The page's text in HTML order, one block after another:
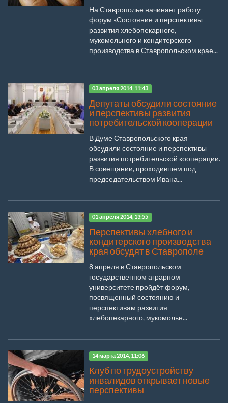
На Ставрополье начинает работу
форум «Состояние и перспективы
развития хлебопекарного,
мукомольного и кондитерского
производства в Ставропольском крае...
03 апреля 2014, 11:43
Депутаты обсудили состояние
и перспективы развития
потребительской кооперации
В Думе Ставропольского края
обсудили состояние и перспективы
развития потребительской кооперации.
В совещании, проходившем под
председательством Ивана...
01 апреля 2014, 13:55
Перспективы хлебного и
кондитерского производства
края обсудят в Ставрополе
8 апреля в Ставропольском
государственном аграрном
университете пройдёт форум,
посвященный состоянию и
перспективам развития
хлебопекарного, мукомольн...
14 марта 2014, 11:06
Клуб по трудоустройству
инвалидов открывает новые
перспективы